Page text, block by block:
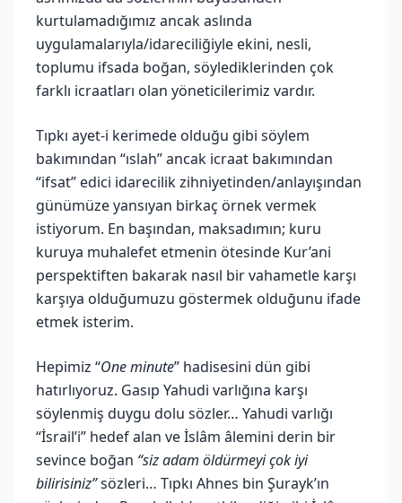
kurtulamadığımız ancak aslında
uygulamalarıyla/idareciliğiyle ekini, nesli,
toplumu ifsada boğan, söylediklerinden çok
farklı icraatları olan yöneticilerimiz vardır.
Tıpkı ayet-i kerimede olduğu gibi söylem
bakımından “ıslah” ancak icraat bakımından
“ifsat” edici idarecilik zihniyetinden/anlayışından
günümüze yansıyan birkaç örnek vermek
istiyorum. En başından, maksadımın; kuru
kuruya muhalefet etmenin ötesinde Kur’ani
perspektiften bakarak nasıl bir vahametle karşı
karşıya olduğumuzu göstermek olduğunu ifade
etmek isterim.
Hepimiz “One minute” hadisesini dün gibi
hatırlıyoruz. Gasıp Yahudi varlığına karşı
söylenmiş duygu dolu sözler… Yahudi varlığı
“İsrail’i” hedef alan ve İslâm âlemini derin bir
sevince boğan “siz adam öldürmeyi çok iyi
bilirisiniz”sözleri… Tıpkı Ahnes bin Şurayk’ın